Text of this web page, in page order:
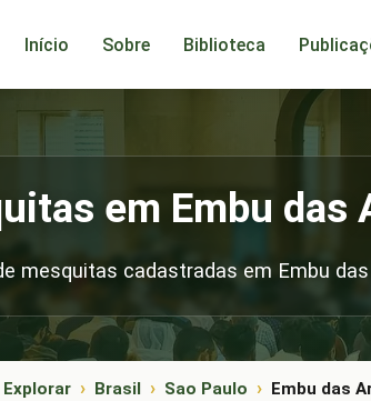
Início Sobre Biblioteca
em Embu das
mesquitas cadastradas em Embu
Explorar Brasil Sao Paulo Embu das